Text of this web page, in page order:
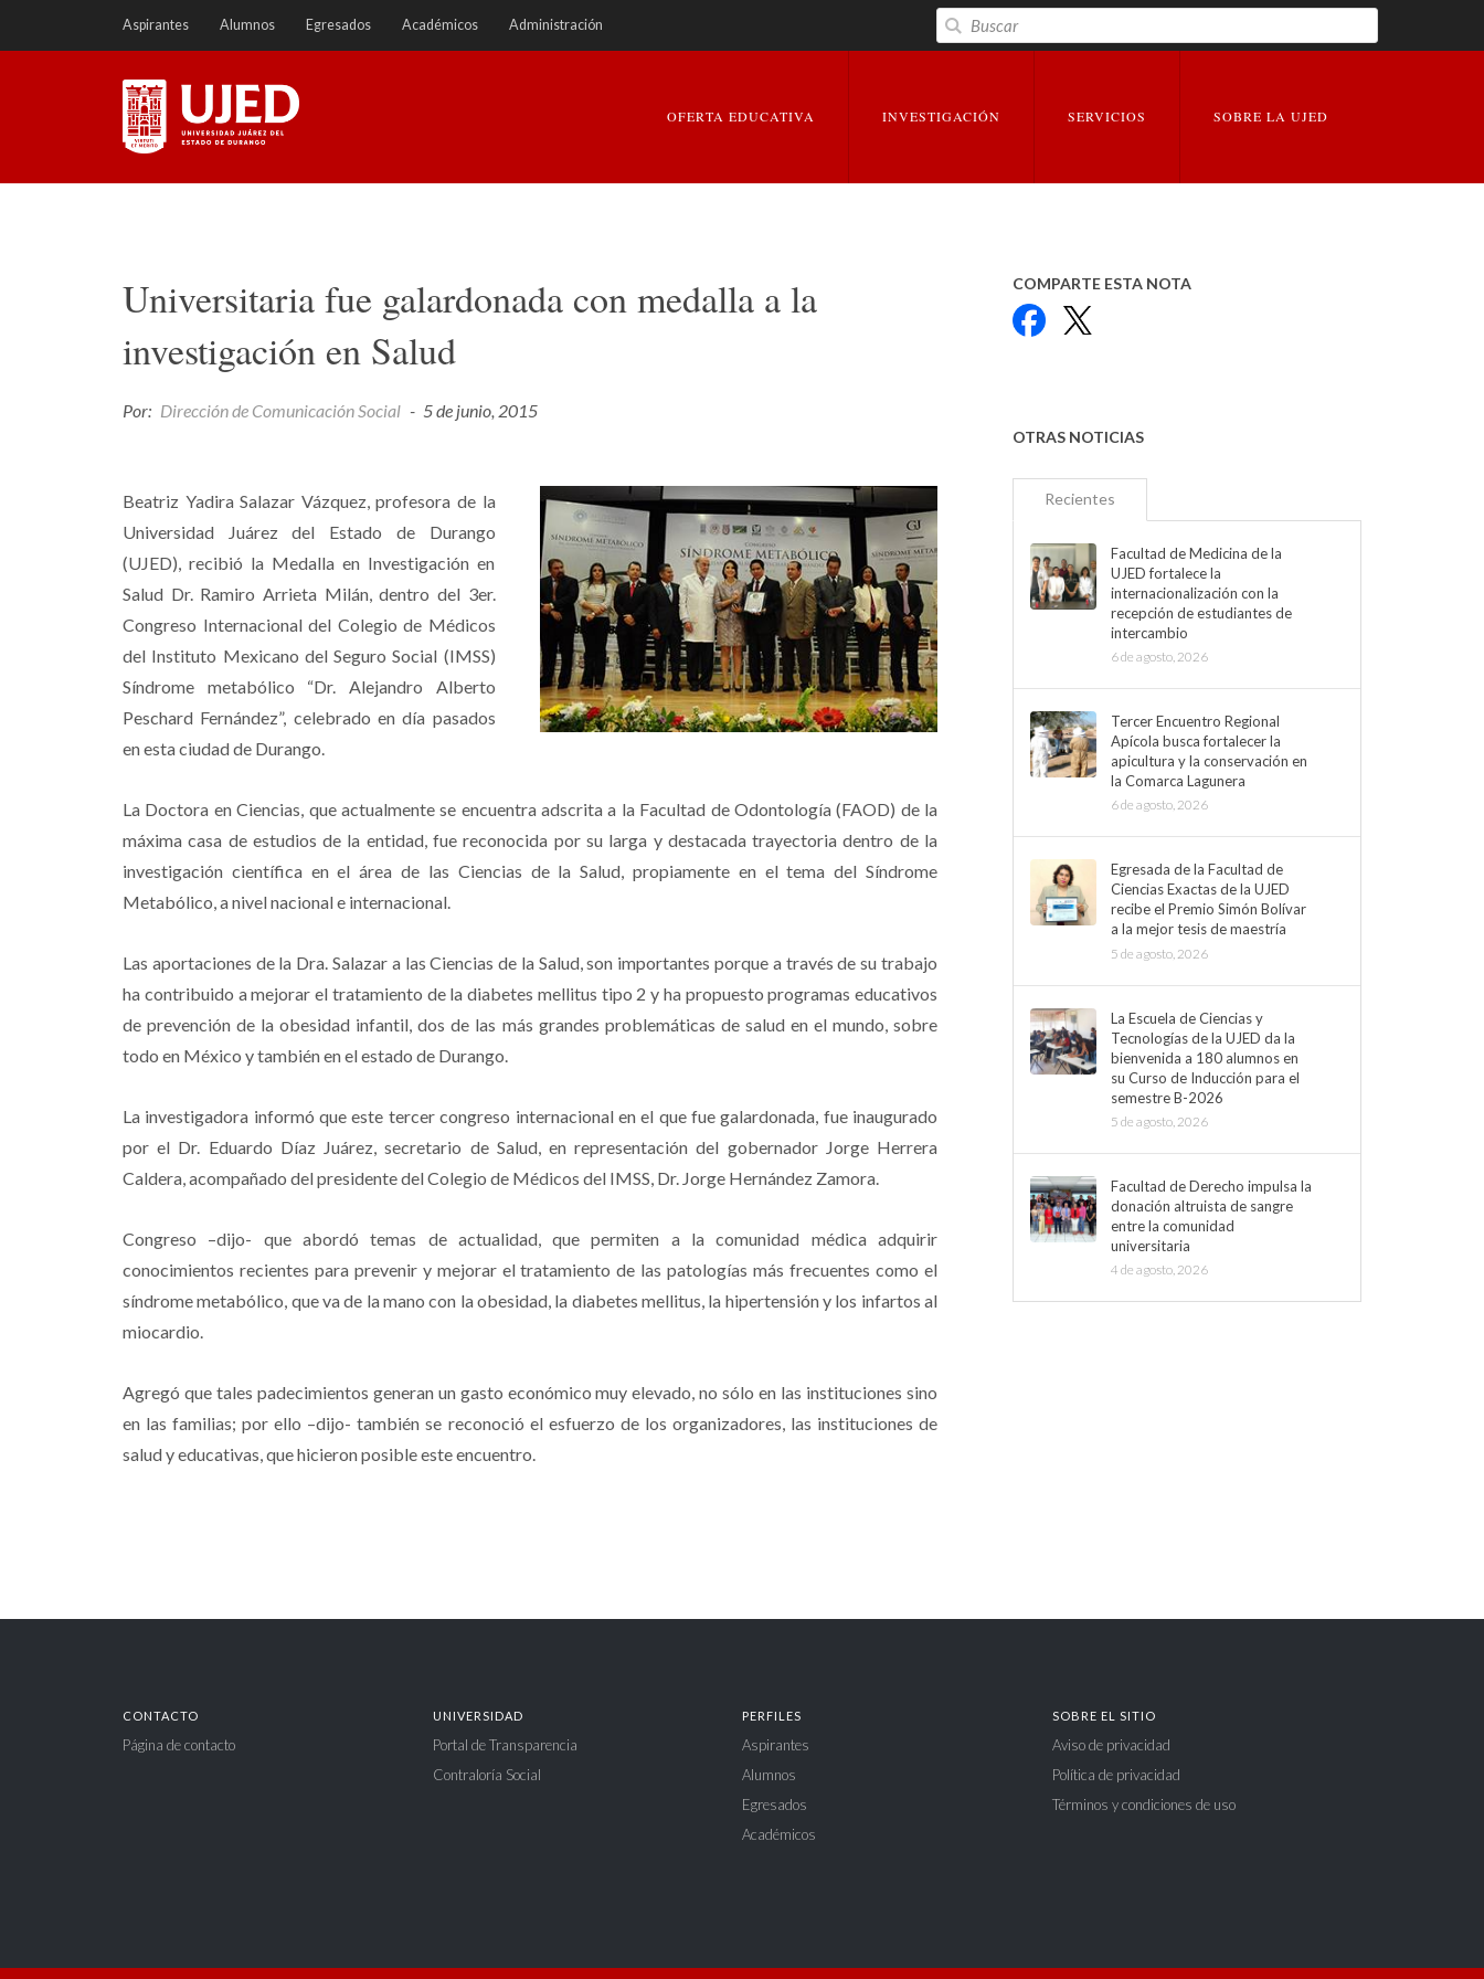
a
Buscar Buscar
Aspirantes Alumnos Egresados Académicos Administración
EXPANDIR
OFERTA EDUCATIVA EXPANDIR
INVESTIGACIÓN EXPANDIR
SERVICIOS EXPANDIR
SOBRE LA UJED
Universitaria fue galardonada con medalla a la
investigación en Salud
Por: Dirección de Comunicación Social - 5 de junio, 2015
Beatriz Yadira Salazar Vázquez, profesora de la
Universidad Juárez del Estado de Durango
(UJED), recibió la Medalla en Investigación en
Salud Dr. Ramiro Arrieta Milán, dentro del 3er.
Congreso Internacional del Colegio de Médicos
del Instituto Mexicano del Seguro Social (IMSS)
Síndrome metabólico “Dr. Alejandro Alberto
Peschard Fernández”, celebrado en día pasados
en esta ciudad de Durango.
La Doctora en Ciencias, que actualmente se encuentra adscrita a la Facultad de Odontología (FAOD) de la
máxima casa de estudios de la entidad, fue reconocida por su larga y destacada trayectoria dentro de la
investigación científica en el área de las Ciencias de la Salud, propiamente en el tema del Síndrome
Metabólico, a nivel nacional e internacional.
Las aportaciones de la Dra. Salazar a las Ciencias de la Salud, son importantes porque a través de su trabajo
ha contribuido a mejorar el tratamiento de la diabetes mellitus tipo 2 y ha propuesto programas educativos
de prevención de la obesidad infantil, dos de las más grandes problemáticas de salud en el mundo, sobre
todo en México y también en el estado de Durango.
La investigadora informó que este tercer congreso internacional en el que fue galardonada, fue inaugurado
por el Dr. Eduardo Díaz Juárez, secretario de Salud, en representación del gobernador Jorge Herrera
Caldera, acompañado del presidente del Colegio de Médicos del IMSS, Dr. Jorge Hernández Zamora.
Congreso –dijo- que abordó temas de actualidad, que permiten a la comunidad médica adquirir
conocimientos recientes para prevenir y mejorar el tratamiento de las patologías más frecuentes como el
síndrome metabólico, que va de la mano con la obesidad, la diabetes mellitus, la hipertensión y los infartos al
miocardio.
Agregó que tales padecimientos generan un gasto económico muy elevado, no sólo en las instituciones sino
en las familias; por ello –dijo- también se reconoció el esfuerzo de los organizadores, las instituciones de
salud y educativas, que hicieron posible este encuentro.
COMPARTE ESTA NOTA
Facebook
OTRAS NOTICIAS
Recientes
Facultad de Medicina de la
UJED fortalece la
internacionalización con la
recepción de estudiantes de
intercambio
6 de agosto, 2026
Tercer Encuentro Regional
Apícola busca fortalecer la
apicultura y la conservación en
la Comarca Lagunera
6 de agosto, 2026
Egresada de la Facultad de
Ciencias Exactas de la UJED
recibe el Premio Simón Bolívar
a la mejor tesis de maestría
5 de agosto, 2026
La Escuela de Ciencias y
Tecnologías de la UJED da la
bienvenida a 180 alumnos en
su Curso de Inducción para el
semestre B-2026
5 de agosto, 2026
Facultad de Derecho impulsa la
donación altruista de sangre
entre la comunidad
universitaria
4 de agosto, 2026
CONTACTO
Página de contacto
UNIVERSIDAD
Portal de Transparencia
Contraloría Social
PERFILES
Aspirantes
Alumnos
Egresados
Académicos
SOBRE EL SITIO
Aviso de privacidad
Política de privacidad
Términos y condiciones de uso